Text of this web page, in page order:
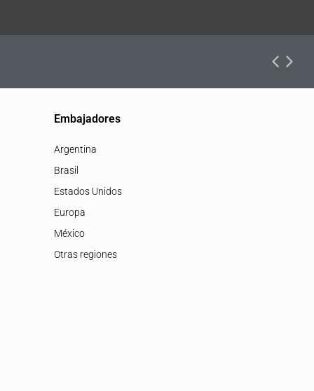
Embajadores
Argentina
Brasil
Estados Unidos
Europa
México
Otras regiones